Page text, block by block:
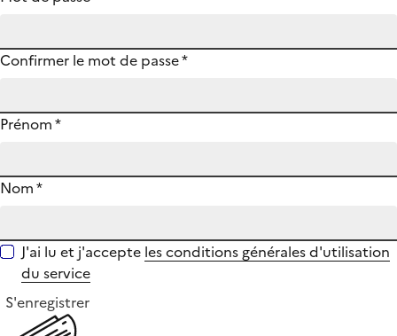
Confirmer le mot de passe*
Prénom*
Nom*
J'ai lu et j'accepte les conditions générales d'utilisation
du service
S'enregistrer